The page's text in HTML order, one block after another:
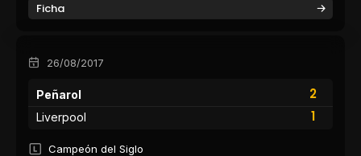
Ficha
26/08/2017
Peñarol
2
1
Liverpool
Campeón del Siglo